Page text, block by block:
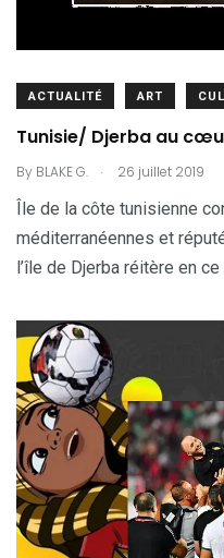
ACTUALITÉ ART
Tunisie/ Djerba au
By BLAKE G. . 26 juillet 2019
Île de la côte tunisienne
méditerranéennes et
l’île de Djerba réitère en